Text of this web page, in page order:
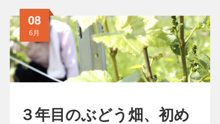
３年目のぶどう畑、初め
08
6月